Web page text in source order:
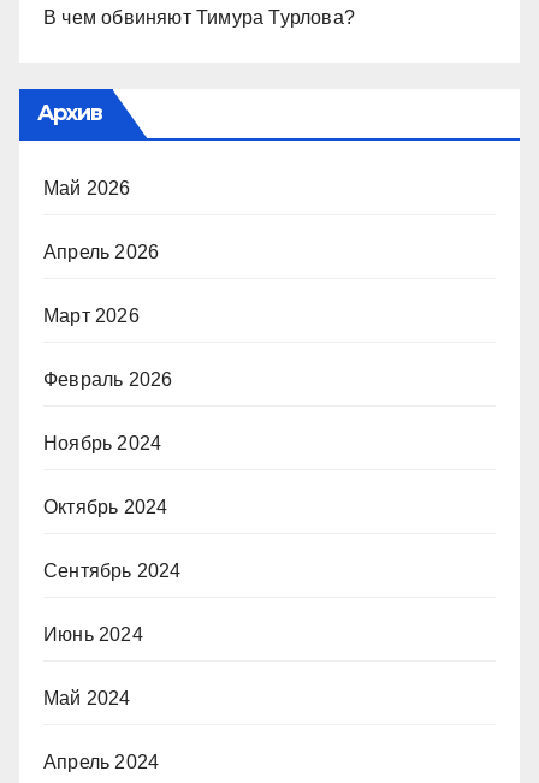
В чем обвиняют Тимура Турлова?
Архив
Май 2026
Апрель 2026
Март 2026
Февраль 2026
Ноябрь 2024
Октябрь 2024
Сентябрь 2024
Июнь 2024
Май 2024
Апрель 2024